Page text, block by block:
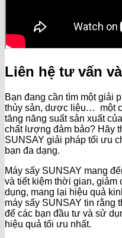
Liên hệ tư vấn
Bạn đang cần tìm một giải
thủy sản, dược liệu… một
tăng năng suất sản xuất
chất lượng đảm bảo? Hãy
SUNSAY giải pháp tối ưu
bạn đa dạng.
Máy sấy SUNSAY mang
và tiết kiệm thời gian,
dụng, mang lại hiệu quả
máy sấy SUNSAY tin rằng
để các bạn đầu tư và sử
hiệu quả tối ưu nhất.